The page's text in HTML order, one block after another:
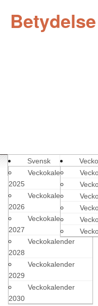
Svensk
Veckokalender
2025
Veckokalender
2026
Veckokalender
2027
Veckokalender
2028
Veckokalender
2029
Veckokalender
2030